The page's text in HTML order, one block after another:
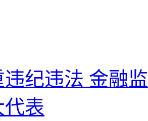
违纪违法 金融
代表